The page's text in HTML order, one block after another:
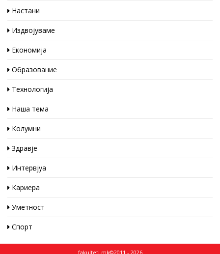
Настани
Издвојуваме
Економија
Образование
Технологија
Наша тема
Колумни
Здравје
Интервјуа
Кариера
Уметност
Спорт
fakulteti.mk©2011 - 2026